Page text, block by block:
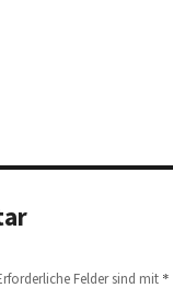
Felder sind mit *